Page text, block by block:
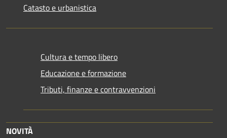
Catasto e urbanistica
Cultura e tempo libero
Educazione e formazione
Tributi, finanze e contravvenzioni
NOVITÀ